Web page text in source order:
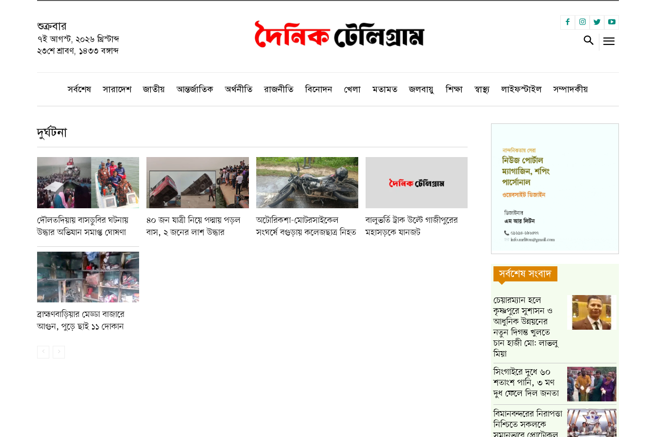
শুক্রবার
৭ই আগস্ট, ২০২৬ খ্রিস্টাব্দ
২৩শে শ্রাবণ, ১৪৩৩ বঙ্গাব্দ
সর্বশেষ সারাদেশ জাতীয় আন্তর্জাতিক অর্থনীতি রাজনীতি বিনোদন খেলা মতামত জলবায়ু শিক্ষা স্বাস্থ্য লাইফস্টাইল সম্পাদকীয়
দুর্ঘটনা
দৌলতদিয়ায় বাসডুবির ঘটনায়
উদ্ধার অভিযান সমাপ্ত ঘোষণা
৪০ জন যাত্রী নিয়ে পদ্মায় পড়ল
বাস, ২ জনের লাশ উদ্ধার
অটোরিকশা-মোটরসাইকেল
সংঘর্ষে বগুড়ায় কলেজছাত্র নিহত
বালুভর্তি ট্রাক উল্টে গাজীপুরের
মহাসড়কে যানজট
ব্রাহ্মণবাড়িয়ার মেড্ডা বাজারে
আগুন, পুড়ে ছাই ১১ দোকান
সর্বশেষ সংবাদ
চেয়ারম্যান হলে
কৃষ্ণপুরে সুশাসন ও
আধুনিক উন্নয়নের
নতুন দিগন্ত খুলতে
চান হাজী মো: লাভলু
মিয়া
সিংগাইরে দুধে ৬০
শতাংশ পানি, ৩ মণ
দুধ ফেলে দিল জনতা
বিমানবন্দরের নিরাপত্তা
নিশ্চিতে সকলকে